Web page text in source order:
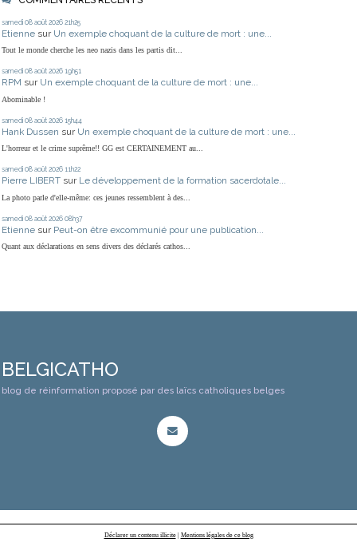
samedi 08 août 2026 21h25
Etienne sur Un exemple choquant de la culture de mort : une...
Tout le monde cherche les neo nazis dans les partis dit...
samedi 08 août 2026 19h51
RPM sur Un exemple choquant de la culture de mort : une...
Abominable !
samedi 08 août 2026 15h44
Hank Dussen sur Un exemple choquant de la culture de mort : une...
L'horreur et le crime suprême!! GG est CERTAINEMENT au...
samedi 08 août 2026 11h22
Pierre LIBERT sur Le développement de la formation sacerdotale...
La photo parle d'elle-même: ces jeunes ressemblent à des...
samedi 08 août 2026 08h37
Etienne sur Peut-on être excommunié pour une publication...
Quant aux déclarations en sens divers des déclarés cathos...
BELGICATHO
blog de réinformation proposé par des laïcs catholiques belges
Déclarer un contenu illicite| Mentions légales de ce blog